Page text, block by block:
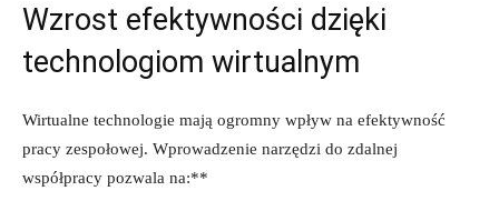
Wzrost efektywności dzięki
technologiom wirtualnym
Wirtualne technologie ⁣mają ogromny wpływ na efektywność
pracy zespołowej. Wprowadzenie narzędzi do zdalnej
współpracy pozwala na:**